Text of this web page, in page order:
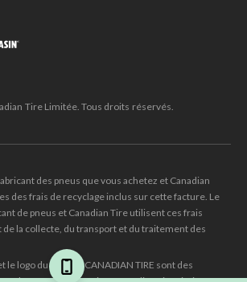
Tire Limitée. Tous droits réservés.
des pneus que vous achetez et Canadian
des frais de recyclage inclus sur cette facture. Le
de pneus et Canadian Tire utilisent ces frais
la collecte, du transport et du traitement des
le logo du triangle CANADIAN TIRE sont des